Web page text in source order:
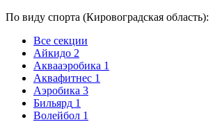
По виду спорта (Кировоградская область):
Все секции
Айкидо 2
Аквааэробика 1
Аквафитнес 1
Аэробика 3
Бильярд 1
Волейбол 1